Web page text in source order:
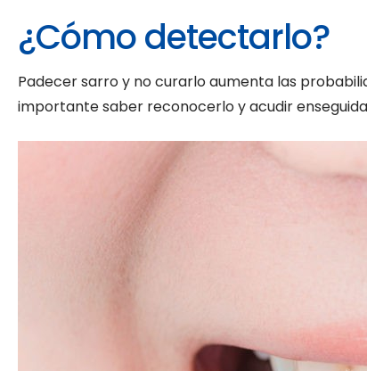
¿Cómo detectarlo?
Padecer sarro y no curarlo aumenta las
importante saber reconocerlo y acudir